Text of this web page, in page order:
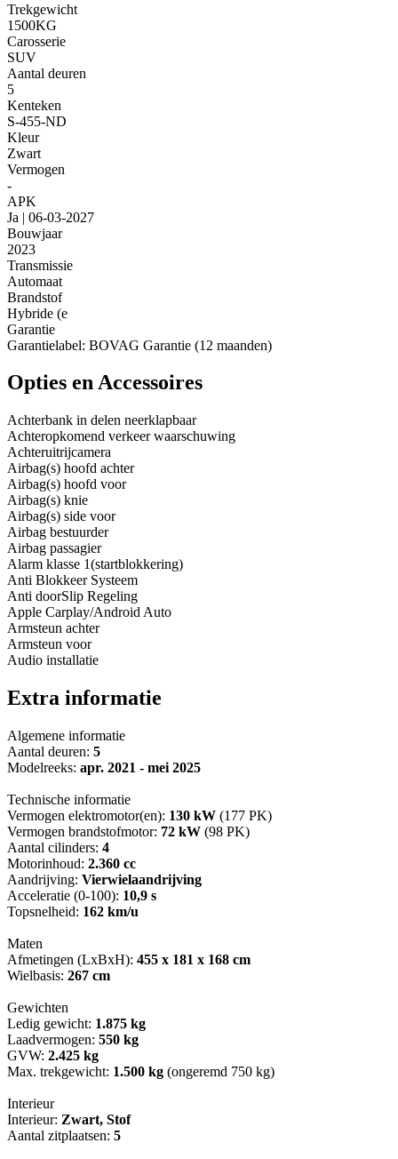
Trekgewicht
1500KG
Carosserie
SUV
Aantal deuren
5
Kenteken
S-455-ND
Kleur
Zwart
Vermogen
-
APK
Ja | 06-03-2027
Bouwjaar
2023
Transmissie
Automaat
Brandstof
Hybride (e
Garantie
Garantielabel: BOVAG Garantie (12 maanden)
Opties en Accessoires
Achterbank in delen neerklapbaar
Achteropkomend verkeer waarschuwing
Achteruitrijcamera
Airbag(s) hoofd achter
Airbag(s) hoofd voor
Airbag(s) knie
Airbag(s) side voor
Airbag bestuurder
Airbag passagier
Alarm klasse 1(startblokkering)
Anti Blokkeer Systeem
Anti doorSlip Regeling
Apple Carplay/Android Auto
Armsteun achter
Armsteun voor
Audio installatie
Extra informatie
Algemene informatie
Aantal deuren: 5
Modelreeks: apr. 2021 - mei 2025
Technische informatie
Vermogen elektromotor(en): 130 kW (177 PK)
Vermogen brandstofmotor: 72 kW (98 PK)
Aantal cilinders: 4
Motorinhoud: 2.360 cc
Aandrijving: Vierwielaandrijving
Acceleratie (0-100): 10,9 s
Topsnelheid: 162 km/u
Maten
Afmetingen (LxBxH): 455 x 181 x 168 cm
Wielbasis: 267 cm
Gewichten
Ledig gewicht: 1.875 kg
Laadvermogen: 550 kg
GVW: 2.425 kg
Max. trekgewicht: 1.500 kg (ongeremd 750 kg)
Interieur
Interieur: Zwart, Stof
Aantal zitplaatsen: 5